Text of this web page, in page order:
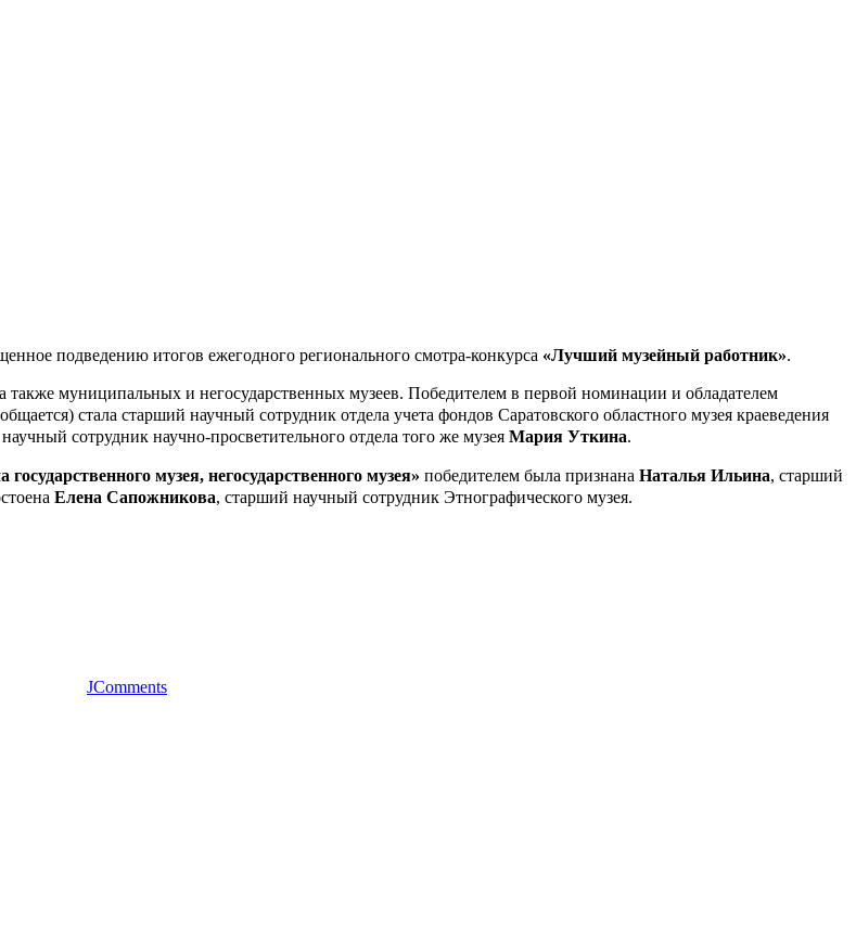
подведению итогов ежегодного регионального смотра-конкурса «Лучший музейный работник».
муниципальных и негосударственных музеев. Победителем в первой номинации и обладателем
стала старший научный сотрудник отдела учета фондов Саратовского областного музея краеведения
сотрудник научно-просветительного отдела того же музея Мария Уткина.
музея, негосударственного музея» победителем была признана Наталья Ильина, старший
Елена Сапожникова, старший научный сотрудник Этнографического музея.
JComments